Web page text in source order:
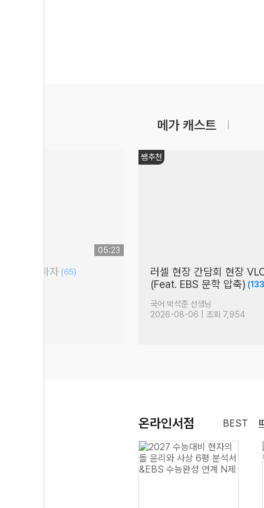
메가 캐스트
05:23
만 투자하자 (65)
쌤추천
러셀 현장 간담회 현장
(Feat. EBS 문학 압축)
국어 박석준 선생님
2026-08-06 | 조회 7,954
온라인서점 BEST